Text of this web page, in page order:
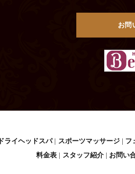
お問
ドライヘッドスパ スポーツマッサージ フ
料金表
スタッフ紹介 お問い